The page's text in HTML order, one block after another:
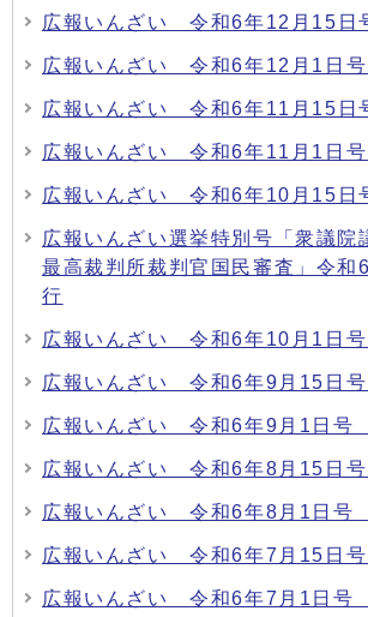
広報いんざい 令和6年12月15
広報いんざい 令和6年12月1日
広報いんざい 令和6年11月15
広報いんざい 令和6年11月1日
広報いんざい 令和6年10月15
広報いんざい選挙特別号「衆議院
最高裁判所裁判官国民審査」令和
行
広報いんざい 令和6年10月1日
広報いんざい 令和6年9月15日
広報いんざい 令和6年9月1日
広報いんざい 令和6年8月15日
広報いんざい 令和6年8月1日
広報いんざい 令和6年7月15日
広報いんざい 令和6年7月1日